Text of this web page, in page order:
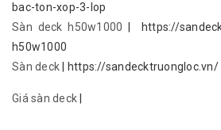
bac-ton-xop-3-lop
Sàn deck h50w1000 | https://
h50w1000
Sàn deck | https://sandecktruongloc.vn/
Giá sàn deck